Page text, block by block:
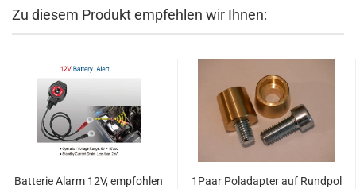
Zu diesem Produkt empfehlen wir Ihnen:
Batterie Alarm 12V, empfohlen
1Paar Poladapter auf Rundpol